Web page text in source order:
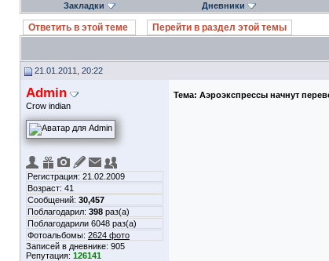
Закладки Дневники
Ответить в этой теме Перейти в раздел этой темы
21.01.2011, 20:22
Admin
Crow indian
Регистрация: 21.02.2009
Возраст: 41
Сообщений: 30,457
Поблагодарил: 398 раз(а)
Поблагодарили 6048 раз(а)
Фотоальбомы: 2624 фото
Записей в дневнике: 905
Репутация: 126141
Тема: Аэроэкспрессы начнут